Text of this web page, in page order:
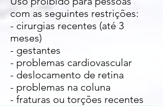
com as seguintes restrições:
- cirurgias recentes (até 3
meses)
- gestantes
- problemas cardiovascular
- deslocamento de retina
- problemas na coluna
- fraturas ou torções recentes